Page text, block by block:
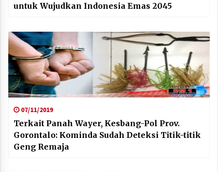
untuk Wujudkan Indonesia Emas 2045
07/11/2019
Terkait Panah Wayer, Kesbang-Pol Prov.
Gorontalo: Kominda Sudah Deteksi Titik-titik
Geng Remaja